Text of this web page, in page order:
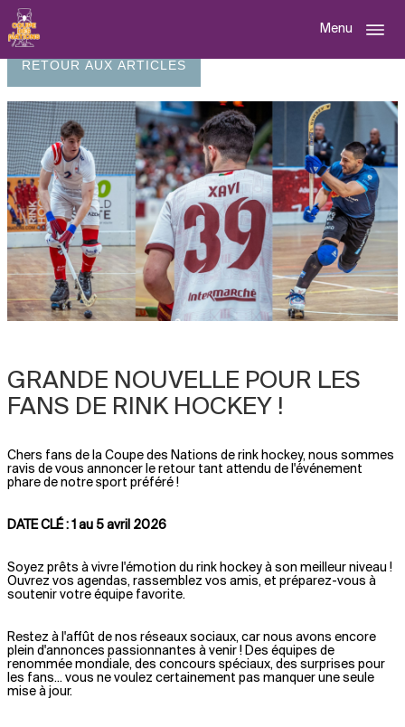
Menu
RETOUR AUX ARTICLES
GRANDE NOUVELLE POUR LES
FANS DE RINK HOCKEY !
Chers fans de la Coupe des Nations de rink hockey, nous sommes
ravis de vous annoncer le retour tant attendu de l'événement
phare de notre sport préféré !
DATE CLÉ : 1 au 5 avril 2026
Soyez prêts à vivre l'émotion du rink hockey à son meilleur niveau !
Ouvrez vos agendas, rassemblez vos amis, et préparez-vous à
soutenir votre équipe favorite.
Restez à l'affût de nos réseaux sociaux, car nous avons encore
plein d'annonces passionnantes à venir ! Des équipes de
renommée mondiale, des concours spéciaux, des surprises pour
les fans... vous ne voulez certainement pas manquer une seule
mise à jour.